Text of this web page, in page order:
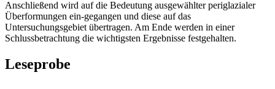
Anschließend wird auf die Bedeutung ausgewählter periglazialer
Überformungen ein-gegangen und diese auf das
Untersuchungsgebiet übertragen. Am Ende werden in einer
Schlussbetrachtung die wichtigsten Ergebnisse festgehalten.
Leseprobe